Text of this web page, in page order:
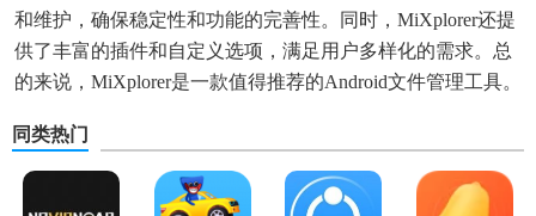
和维护，确保稳定性和功能的完善性。同时，MiXplorer还提
供了丰富的插件和自定义选项，满足用户多样化的需求。总
的来说，MiXplorer是一款值得推荐的Android文件管理工具。
同类热门